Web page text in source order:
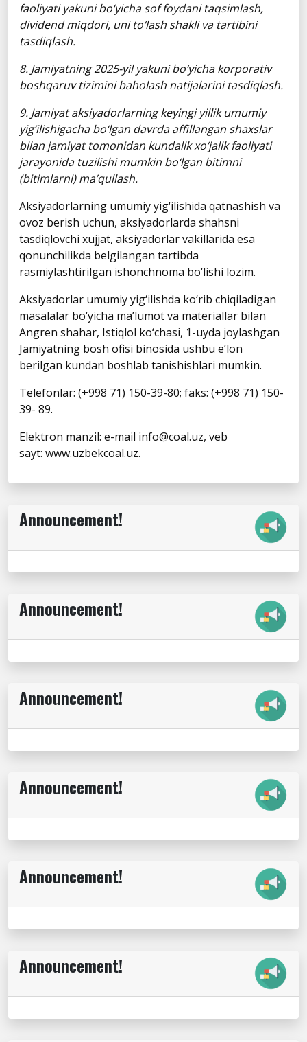
faoliyati yakuni bo‘yicha sof foydani taqsimlash,
dividend miqdori, uni to‘lash shakli va tartibini
tasdiqlash.
8. Jamiyatning 2025-yil yakuni bo‘yicha korporativ
boshqaruv tizimini baholash natijalarini tasdiqlash.
9. Jamiyat aksiyadorlarning keyingi yillik umumiy
yig‘ilishigacha bo‘lgan davrda affillangan shaxslar
bilan jamiyat tomonidan kundalik xo‘jalik faoliyati
jarayonida tuzilishi mumkin bo‘lgan bitimni
(bitimlarni) ma’qullash.
Aksiyadorlarning umumiy yig‘ilishida qatnashish va
ovoz berish uchun, aksiyadorlarda shahsni
tasdiqlovchi xujjat, aksiyadorlar vakillarida esa
qonunchilikda belgilangan tartibda
rasmiylashtirilgan ishonchnoma bo‘lishi lozim.
Aksiyadorlar umumiy yig‘ilishda ko‘rib chiqiladigan
masalalar bo‘yicha ma’lumot va materiallar bilan
Angren shahar, Istiqlol ko‘chasi, 1-uyda joylashgan
Jamiyatning bosh ofisi binosida ushbu e’lon
berilgan kundan boshlab tanishishlari mumkin.
Telefonlar: (+998 71) 150-39-80; faks: (+998 71) 150-
39- 89.
Elektron manzil: e-mail info@coal.uz, veb
sayt: www.uzbekcoal.uz.
Announcement!
Announcement!
Announcement!
Announcement!
Announcement!
Announcement!